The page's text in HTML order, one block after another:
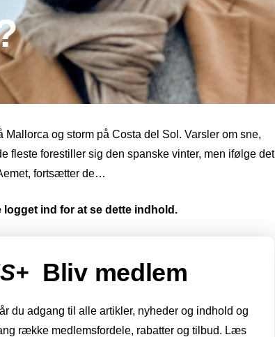
og storm på Costa del Sol. Varsler om sne,
fleste forestiller sig den spanske vinter, men ifølge det
fortsætter de…
logget ind for at se dette indhold.
Bliv medlem
du adgang til alle artikler, nyheder og indhold og
række medlemsfordele, rabatter og tilbud. Læs